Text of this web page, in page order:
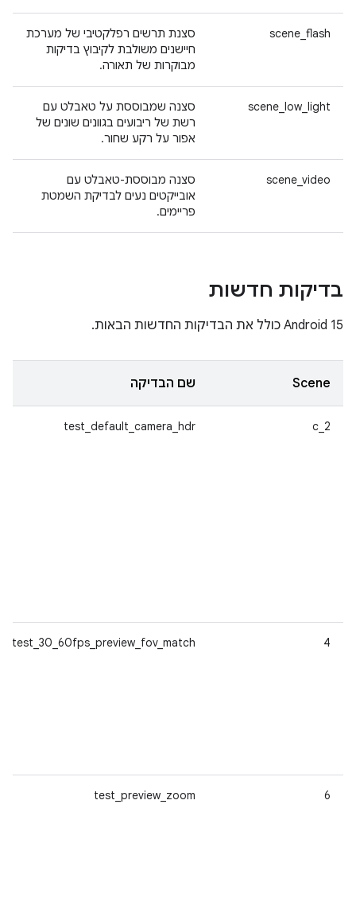
scene_flash
סצנת תרשים רפלקטיבי של מערכת
חיישנים משולבת לקיבוץ בדיקות
מבוקרות של תאורה.
scene_low_light
סצנה שמבוססת על טאבלט עם
רשת של ריבועים בגוונים שונים של
אפור על רקע שחור.
scene_video
סצנה מבוססת-טאבלט עם
אובייקטים נעים לבדיקת השמטת
פריימים.
בדיקות חדשות
‫Android 15 כולל את הבדיקות החדשות הבאות.
Scene שם הבדיקה
2_c
test_default_camera_hdr
4
test_30_60fps_preview_fov_match
6
test_preview_zoom